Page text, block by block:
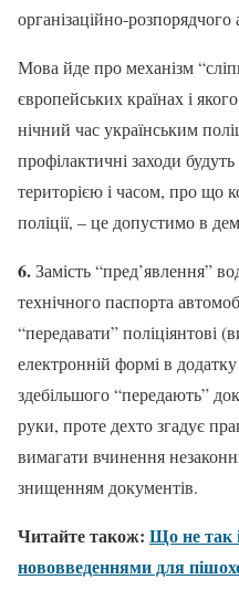
організаційно-розпорядчого
Мова йде про механізм
європейських країнах і
нічний час українським
профілактичні заходи
територією і часом, про що
поліції, – це допустимо в
6.Замість “пред’явлення”
технічного паспорта
“передавати” поліціянтові
електронній формі в додатку
здебільшого “передають”
руки, проте дехто згадує
вимагати вчинення
знищенням документів.
Читайте також: Що не так
нововведеннями для